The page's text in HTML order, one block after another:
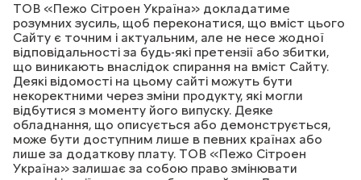
ТОВ «Пежо Сітроен Україна» докладатиме
розумних зусиль, щоб переконатися, що вміст цього
Сайту є точним і актуальним, але не несе жодної
відповідальності за будь-які претензії або збитки,
що виникають внаслідок спирання на вміст Сайту.
Деякі відомості на цьому сайті можуть бути
некоректними через зміни продукту, які могли
відбутися з моменту його випуску. Деяке
обладнання, що описується або демонструється,
може бути доступним лише в певних країнах або
лише за додаткову плату. ТОВ «Пежо Сітроен
Україна» залишає за собою право змінювати